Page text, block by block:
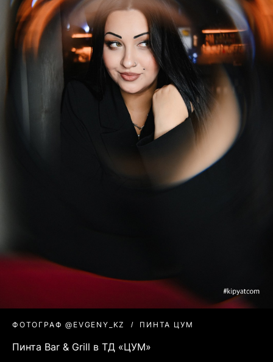
ФОТОГРАФ @EVGENY_KZ ПИНТА ЦУМ
Пинта Bar & Grill в ТД «ЦУМ»